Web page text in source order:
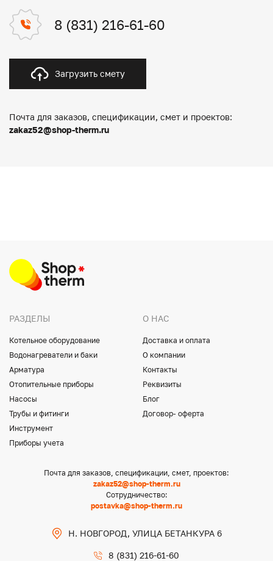
8 (831) 216-61-60
Загрузить смету
Почта для заказов, спецификации, смет и проектов:
zakaz52@shop-therm.ru
РАЗДЕЛЫ
Котельное оборудование
Водонагреватели и баки
Арматура
Отопительные приборы
Насосы
Трубы и фитинги
Инструмент
Приборы учета
О НАС
Доставка и оплата
О компании
Контакты
Реквизиты
Блог
Договор- оферта
Почта для заказов, спецификации, смет, проектов:
zakaz52@shop-therm.ru
Сотрудничество:
postavka@shop-therm.ru
Н. НОВГОРОД, УЛИЦА БЕТАНКУРА 6
8 (831) 216-61-60